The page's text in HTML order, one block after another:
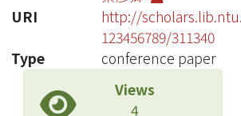
URI
http://
123456789/311340
Type
conference paper
Views
4